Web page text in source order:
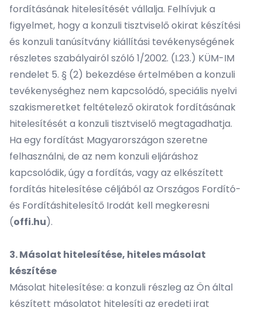
fordításának hitelesítését vállalja. Felhívjuk a
figyelmet, hogy a konzuli tisztviselő okirat készítési
és konzuli tanúsítvány kiállítási tevékenységének
részletes szabályairól szóló 1/2002. (I.23.) KÜM-IM
rendelet 5. § (2) bekezdése értelmében a konzuli
tevékenységhez nem kapcsolódó, speciális nyelvi
szakismeretket feltételező okiratok fordításának
hitelesítését a konzuli tisztviselő megtagadhatja.
Ha egy fordítást Magyarországon szeretne
felhasználni, de az nem konzuli eljáráshoz
kapcsolódik, úgy a fordítás, vagy az elkészített
fordítás hitelesítése céljából az Országos Fordító-
és Fordításhitelesítő Irodát kell megkeresni
(offi.hu).
3. Másolat hitelesítése, hiteles másolat
készítése
Másolat hitelesítése: a konzuli részleg az Ön által
készített másolatot hitelesíti az eredeti irat